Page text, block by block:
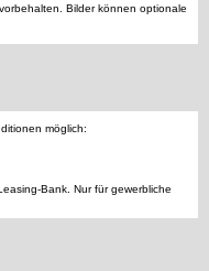
Bilder können optionale
möglich:
Bank. Nur für gewerbliche